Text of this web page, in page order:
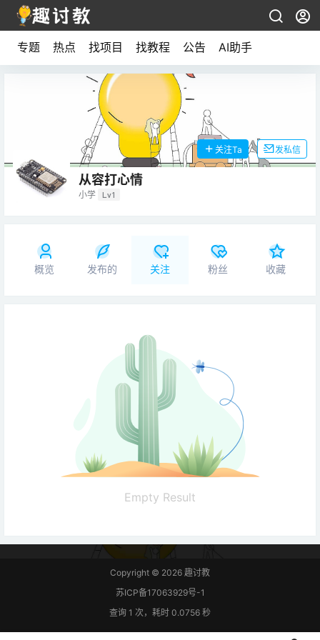
专题 热点 找项目 找教程 公告 AI助手
从容打心情
小学 Lv1
关注Ta 发私信
概览 发布的 关注 粉丝 收藏
Empty Result
Copyright © 2026 趣讨教
苏ICP备17063929号-1
查询 1 次，耗时 0.0756 秒